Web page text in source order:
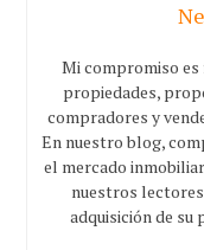
Mi compromiso es
propiedades,
compradores y
En nuestro blog,
el mercado
nuestros lectores
adquisición de su